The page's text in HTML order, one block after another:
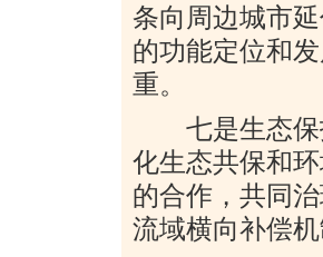
条向周边城市
的功能定位和
重。
七是生态保
化生态共保和
的合作，共同
流域横向补偿